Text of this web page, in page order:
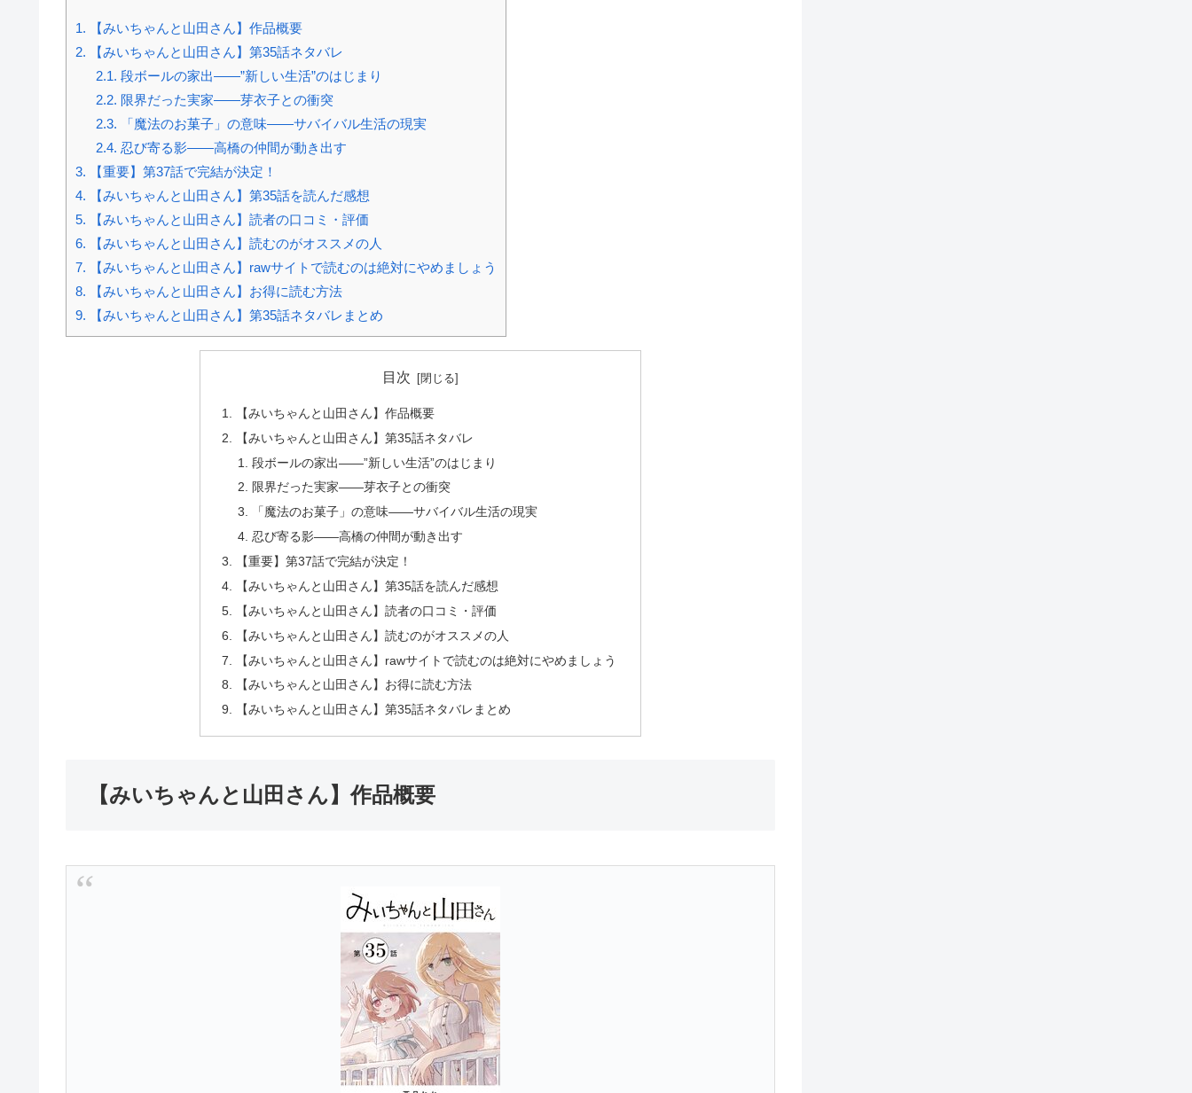
1. 【みいちゃんと山田さん】作品概要
2. 【みいちゃんと山田さん】第35話ネタバレ
2.1. 段ボールの家出——”新しい生活”のはじまり
2.2. 限界だった実家——芽衣子との衝突
2.3. 「魔法のお菓子」の意味——サバイバル生活の現実
2.4. 忍び寄る影——高橋の仲間が動き出す
3. 【重要】第37話で完結が決定！
4. 【みいちゃんと山田さん】第35話を読んだ感想
5. 【みいちゃんと山田さん】読者の口コミ・評価
6. 【みいちゃんと山田さん】読むのがオススメの人
7. 【みいちゃんと山田さん】rawサイトで読むのは絶対にやめましょう
8. 【みいちゃんと山田さん】お得に読む方法
9. 【みいちゃんと山田さん】第35話ネタバレまとめ
目次
【みいちゃんと山田さん】作品概要
【みいちゃんと山田さん】第35話ネタバレ
段ボールの家出——”新しい生活”のはじまり
限界だった実家——芽衣子との衝突
「魔法のお菓子」の意味——サバイバル生活の現実
忍び寄る影——高橋の仲間が動き出す
【重要】第37話で完結が決定！
【みいちゃんと山田さん】第35話を読んだ感想
【みいちゃんと山田さん】読者の口コミ・評価
【みいちゃんと山田さん】読むのがオススメの人
【みいちゃんと山田さん】rawサイトで読むのは絶対にやめましょう
【みいちゃんと山田さん】お得に読む方法
【みいちゃんと山田さん】第35話ネタバレまとめ
【みいちゃんと山田さん】作品概要